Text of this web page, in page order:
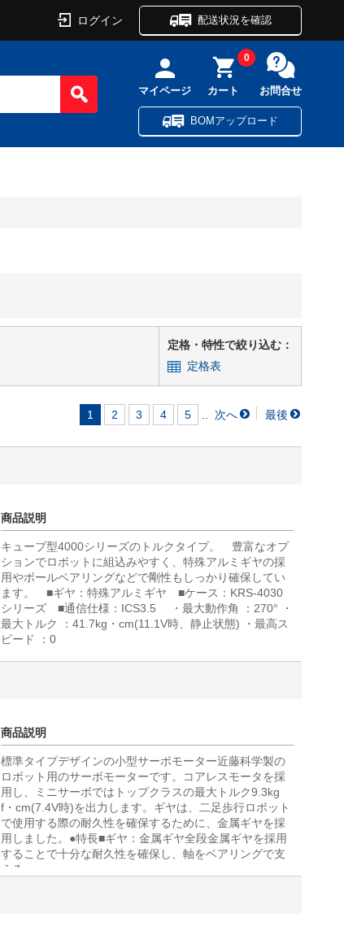
ログイン 配送状況を確認
マイページ カート
0
お問合せ
BOMアップロード
定格・特性で絞り込む：
定格表
1 2 3 4 5
商品説明
キューブ型4000シリーズのトルクタイプ。 豊富なオプ
ションでロボットに組込みやすく、特殊アルミギヤの採
用やボールベアリングなどで剛性もしっかり確保してい
ます。 ■ギヤ：特殊アルミギヤ ■ケース：KRS-4030
シリーズ ■通信仕様：ICS3.5 ・最大動作角 ：270° ・
最大トルク ：41.7kg・cm(11.1V時、静止状態) ・最高ス
ピード ：0
商品説明
標準タイプデザインの小型サーボモーター近藤科学製の
ロボット用のサーボモーターです。コアレスモータを採
用し、ミニサーボではトップクラスの最大トルク9.3kg
f・cm(7.4V時)を出力します。ギヤは、二足歩行ロボット
で使用する際の耐久性を確保するために、金属ギヤを採
用しました。●特長■ギヤ：金属ギヤ全段金属ギヤを採用
することで十分な耐久性を確保し、軸をベアリングで支
える